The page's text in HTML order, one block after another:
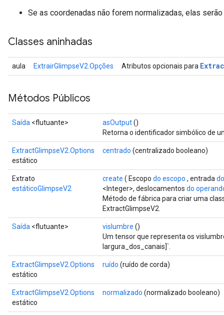
Se as coordenadas não forem normalizadas, elas
Classes aninhadas
aula ExtrairGlimpseV2.Opções Atributos opcionais para
Métodos Públicos
Saída <flutuante> asOutput()
Retorna o identificador simbólico de
ExtractGlimpseV2.Options
estático
centrado (centralizado booleano)
Extrato
estáticoGlimpseV2
create ( Escopo do escopo , entrada
<Integer>, deslocamentos do
Método de fábrica para criar uma
ExtractGlimpseV2.
Saída <flutuante> vislumbre ()
Um tensor que representa os
largura_dos_canais]`.
ExtractGlimpseV2.Options
estático
ruído (ruído de corda)
ExtractGlimpseV2.Options
estático
normalizado (normalizado booleano)